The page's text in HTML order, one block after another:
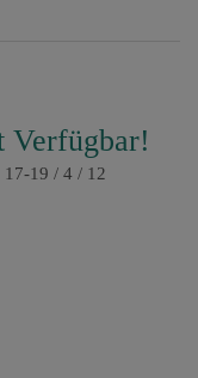
17-19 / 4 / 12